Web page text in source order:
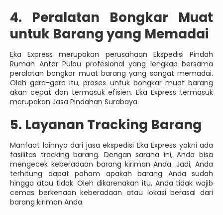
4. Peralatan Bongkar Muat
untuk Barang yang Memadai
Eka Express merupakan perusahaan Ekspedisi Pindah
Rumah Antar Pulau profesional yang lengkap bersama
peralatan bongkar muat barang yang sangat memadai.
Oleh gara-gara itu, proses untuk bongkar muat barang
akan cepat dan termasuk efisien. Eka Express termasuk
merupakan Jasa Pindahan Surabaya.
5. Layanan Tracking Barang
Manfaat lainnya dari jasa ekspedisi Eka Express yakni ada
fasilitas tracking barang. Dengan sarana ini, Anda bisa
mengecek keberadaan barang kiriman Anda. Jadi, Anda
terhitung dapat paham apakah barang Anda sudah
hingga atau tidak. Oleh dikarenakan itu, Anda tidak wajib
cemas berkenaan keberadaan atau lokasi berasal dari
barang kiriman Anda.